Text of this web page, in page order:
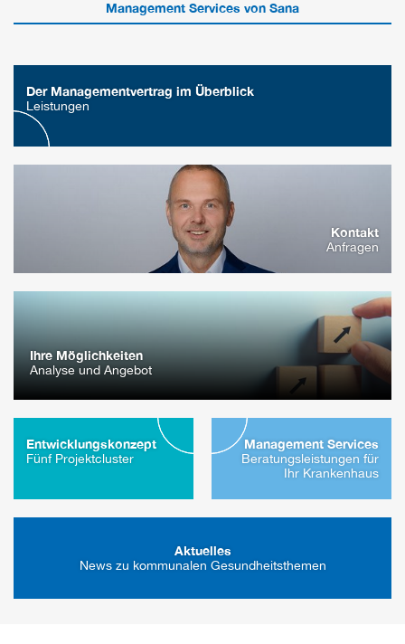
Management Services von Sana
Der Managementvertrag im Überblick
Leistungen
Kontakt
Anfragen
Ihre Möglichkeiten
Analyse und Angebot
Entwicklungs­konzept
Fünf Projektcluster
Management Services
Beratungsleistungen für
Ihr Krankenhaus
Aktuelles
News zu kommunalen Gesundheitsthemen